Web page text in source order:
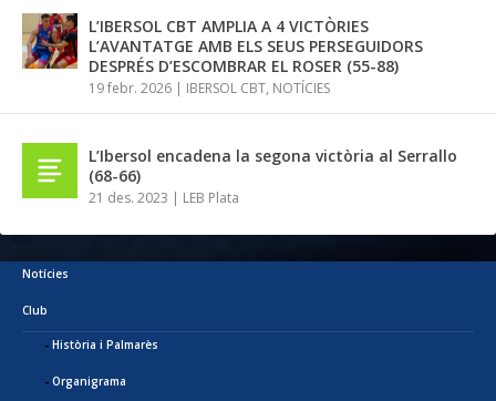
L’IBERSOL CBT AMPLIA A 4 VICTÒRIES
L’AVANTATGE AMB ELS SEUS PERSEGUIDORS
DESPRÉS D’ESCOMBRAR EL ROSER (55-88)
19 febr. 2026 | IBERSOL CBT, NOTÍCIES
L’Ibersol encadena la segona victòria al Serrallo
(68-66)
21 des. 2023 | LEB Plata
Notícies
Club
Història i Palmarès
Organigrama